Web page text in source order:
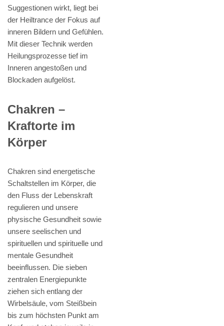
Suggestionen wirkt, liegt bei
der Heiltrance der Fokus auf
inneren Bildern und Gefühlen.
Mit dieser Technik werden
Heilungsprozesse tief im
Inneren angestoßen und
Blockaden aufgelöst.
Chakren –
Kraftorte im
Körper
Chakren sind energetische
Schaltstellen im Körper, die
den Fluss der Lebenskraft
regulieren und unsere
physische Gesundheit sowie
unsere seelischen und
spirituellen und spirituelle und
mentale Gesundheit
beeinflussen. Die sieben
zentralen Energiepunkte
ziehen sich entlang der
Wirbelsäule, vom Steißbein
bis zum höchsten Punkt am